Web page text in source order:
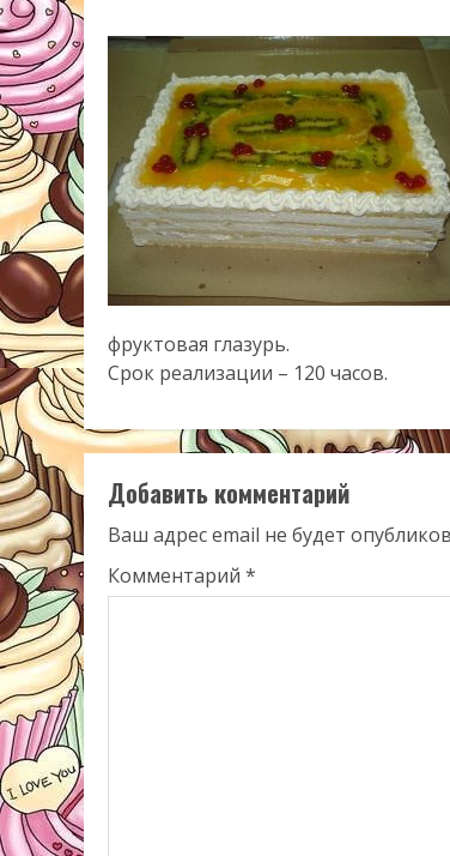
фруктовая глазурь.
Срок реализации – 120 часов.
Добавить комментарий
Ваш адрес email не будет
Комментарий *